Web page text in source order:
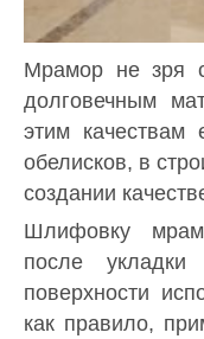
Мрамор не зря
долговечным
этим качествам
обелисков, в
создании
Шлифовку
после
поверхности
как правило,